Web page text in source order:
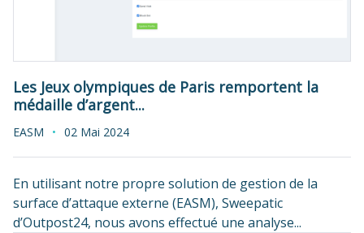
Les Jeux olympiques de Paris remportent la
médaille d’argent...
EASM 02 Mai 2024
En utilisant notre propre solution de gestion de la
surface d’attaque externe (EASM), Sweepatic
d’Outpost24, nous avons effectué une analyse...